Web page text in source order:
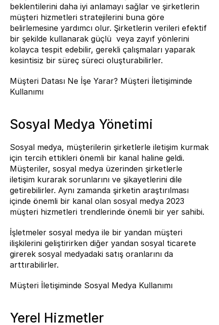
beklentilerini daha iyi anlamayı sağlar ve şirketlerin
müşteri hizmetleri stratejilerini buna göre
belirlemesine yardımcı olur. Şirketlerin verileri efektif
bir şekilde kullanarak güçlü  veya zayıf yönlerini
kolayca tespit edebilir, gerekli çalışmaları yaparak
kesintisiz bir süreç süreci oluşturabilirler.
Müşteri Datası Ne İşe Yarar? Müşteri İletişiminde
Kullanımı
Sosyal Medya Yönetimi
Sosyal medya, müşterilerin şirketlerle iletişim kurmak
için tercih ettikleri önemli bir kanal haline geldi.
Müşteriler, sosyal medya üzerinden şirketlerle
iletişim kurarak sorunlarını ve şikayetlerini dile
getirebilirler. Aynı zamanda şirketin araştırılması
içinde önemli bir kanal olan sosyal medya 2023
müşteri hizmetleri trendlerinde önemli bir yer sahibi.
İşletmeler sosyal medya ile bir yandan müşteri
ilişkilerini geliştirirken diğer yandan sosyal ticarete
girerek sosyal medyadaki satış oranlarını da
arttırabilirler.
Müşteri İletişiminde Sosyal Medya Kullanımı
Yerel Hizmetler